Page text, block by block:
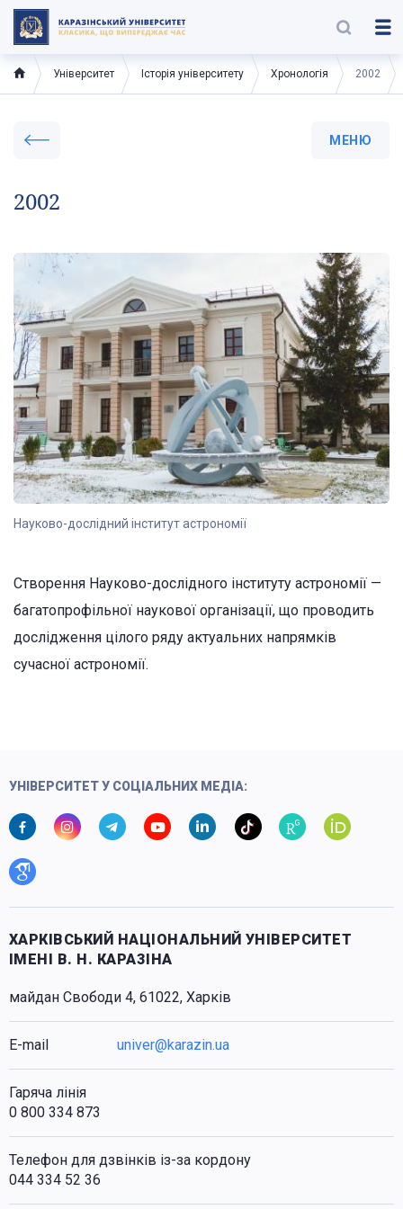
Університет Історія університету Хронологія 2002
МЕНЮ
2002
Науково-дослідний інститут астрономії
Створення Науково-дослідного інституту астрономії —
багатопрофільної наукової організації, що проводить
дослідження цілого ряду актуальних напрямків
сучасної астрономії.
УНІВЕРСИТЕТ У СОЦІАЛЬНИХ МЕДІА:
ХАРКІВСЬКИЙ НАЦІОНАЛЬНИЙ УНІВЕРСИТЕТ
ІМЕНІ В. Н. КАРАЗІНА
майдан Свободи 4, 61022, Харків
E-mail univer@karazin.ua
Гаряча лінія
0 800 334 873
Телефон для дзвінків із-за кордону
044 334 52 36